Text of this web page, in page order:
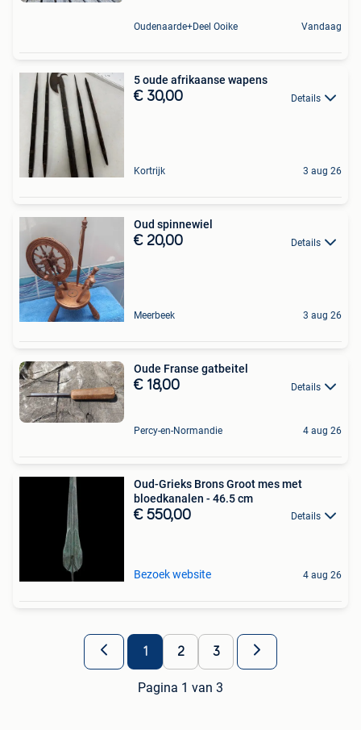
Oudenaarde+Deel Ooike Vandaag
5 oude afrikaanse wapens
€ 30,00 Details
Kortrijk 3 aug 26
Oud spinnewiel
€ 20,00 Details
Meerbeek 3 aug 26
Oude Franse gatbeitel
€ 18,00 Details
Percy-en-Normandie 4 aug 26
Oud-Grieks Brons Groot mes met
bloedkanalen - 46.5 cm
€ 550,00 Details
Bezoek website 4 aug 26
1 2 3
Pagina 1 van 3